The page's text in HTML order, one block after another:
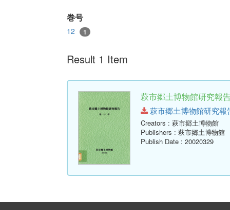
巻号
12 1
Result 1 Item
萩市郷土博物館研究報
萩市郷土博物館研究報
Creators : 萩市郷土博物館
Publishers : 萩市郷土博物館
Publish Date : 20020329